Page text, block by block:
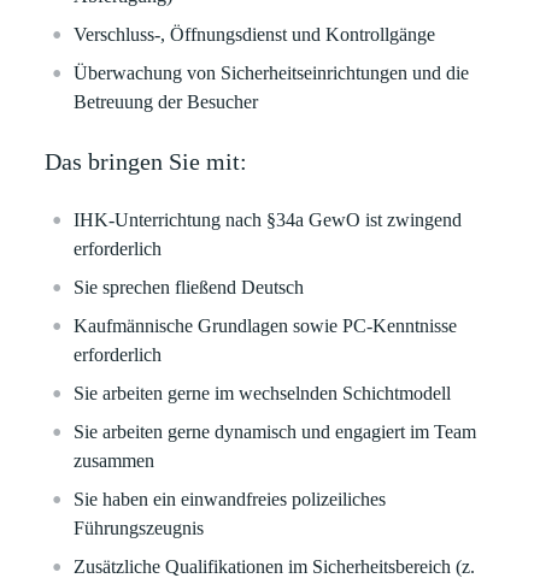
Verschluss-, Öffnungsdienst und Kontrollgänge
Überwachung von Sicherheitseinrichtungen und die
Betreuung der Besucher
Das bringen Sie mit:
IHK-Unterrichtung nach §34a GewO ist zwingend
erforderlich
Sie sprechen fließend Deutsch
Kaufmännische Grundlagen sowie PC-Kenntnisse
erforderlich
Sie arbeiten gerne im wechselnden Schichtmodell
Sie arbeiten gerne dynamisch und engagiert im Team
zusammen
Sie haben ein einwandfreies polizeiliches
Führungszeugnis
Zusätzliche Qualifikationen im Sicherheitsbereich (z.